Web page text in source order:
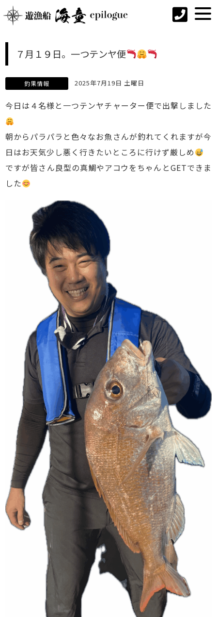
７月１９日。一つテンヤ便
釣果情報 2025年7月19日 土曜日
今日は４名様と一つテンヤチャーター便で出撃しました
朝からパラパラと色々なお魚さんが釣れてくれますが今
日はお天気少し悪く行きたいところに行けず厳しめ
ですが皆さん良型の真鯛やアコウをちゃんとGETできま
した